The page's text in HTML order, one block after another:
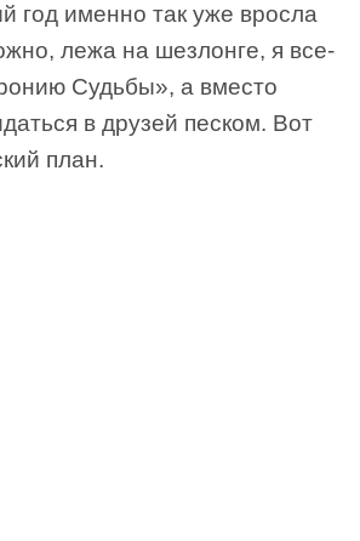
год именно так уже вросла
лежа на шезлонге, я все-
Судьбы», а вместо
в друзей песком. Вот
план.